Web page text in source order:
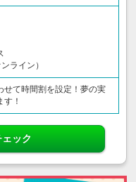
ライン）
せて時間割を設定！夢の実
！
ック